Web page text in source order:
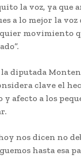
la voz, ya que
a lo mejor la
movimiento
diputada
clave el
afecto a los
nos dicen no
hasta esa